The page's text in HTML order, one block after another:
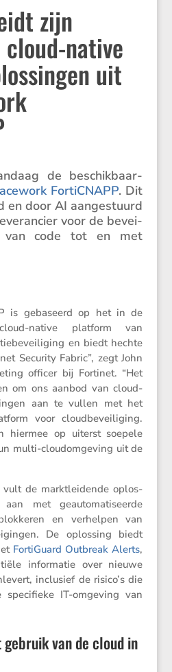
zijn
cloud-native
uit
de beschik­baar­
FortiCNAPP. Dit
en door AI aange­stuurd
voor de bevei­
van code tot en met
is gebaseerd op het in de
native platform van
en biedt hechte
Security Fabric”, zegt John
officer bij Fortinet. “Het
om ons aanbod van cloud-
aan te vullen met het
voor cloud­be­vei­li­ging.
hiermee op uiterst soepele
multi-cloudom­ge­ving uit de
vult de markt­lei­dende oplos­
met geauto­ma­ti­seerde
en verhelpen van
De oplos­sing biedt
FortiGuard Outbreak Alerts,
infor­matie over nieuwe
inclu­sief de risico’s die
IT-omgeving van
van de cloud in